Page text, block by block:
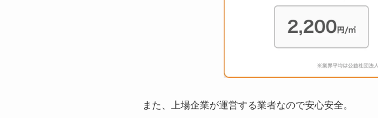
また、上場企業が運営する業者なので安心安全。